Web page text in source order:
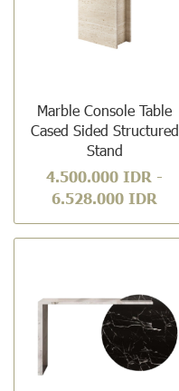
Marble Console Table
Cased Sided Structured
Stand
4.500.000 IDR -
6.528.000 IDR